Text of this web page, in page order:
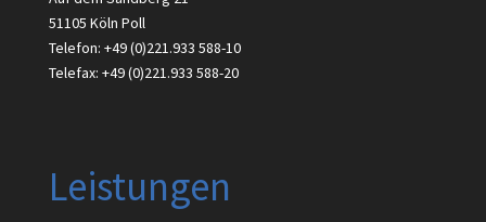
51105 Köln Poll
Telefon: +49 (0)221.933 588-10
Telefax: +49 (0)221.933 588-20
Leistungen